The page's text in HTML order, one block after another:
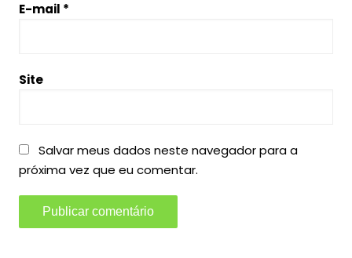
E-mail *
Site
Salvar meus dados neste navegador para a
próxima vez que eu comentar.